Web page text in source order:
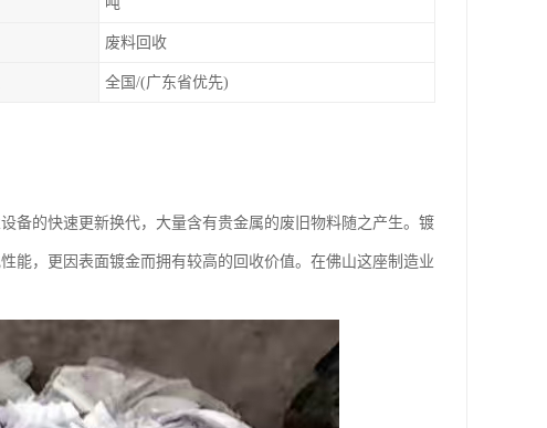
废料回收
全国/(广东省优先)
备的快速更新换代，大量含有贵金属的废旧物料随之产生。镀
能，更因表面镀金而拥有较高的回收价值。在佛山这座制造业